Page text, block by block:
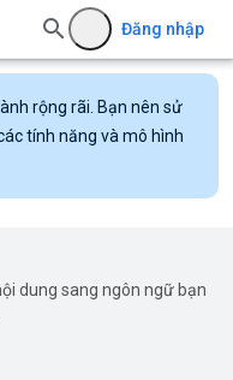
Đăng nhập
rộng rãi. Bạn nên sử
tính năng và mô hình
dung sang ngôn ngữ bạn